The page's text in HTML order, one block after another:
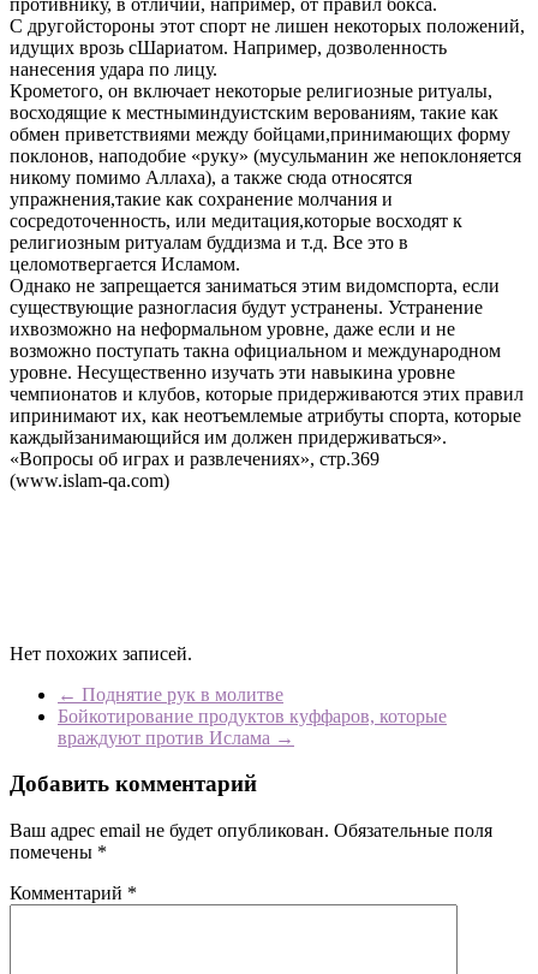
С другойстороны этот спорт не лишен некоторых положений,
идущих врозь сШариатом. Например, дозволенность
нанесения удара по лицу.
Крометого, он включает некоторые религиозные ритуалы,
восходящие к местныминдуистским верованиям, такие как
обмен приветствиями между бойцами,принимающих форму
поклонов, наподобие «руку» (мусульманин же непоклоняется
никому помимо Аллаха), а также сюда относятся
упражнения,такие как сохранение молчания и
сосредоточенность, или медитация,которые восходят к
религиозным ритуалам буддизма и т.д. Все это в
целомотвергается Исламом.
Однако не запрещается заниматься этим видомспорта, если
существующие разногласия будут устранены. Устранение
ихвозможно на неформальном уровне, даже если и не
возможно поступать такна официальном и международном
уровне. Несущественно изучать эти навыкина уровне
чемпионатов и клубов, которые придерживаются этих правил
ипринимают их, как неотъемлемые атрибуты спорта, которые
каждыйзанимающийся им должен придерживаться».
«Вопросы об играх и развлечениях», стр.369
(www.islam-qa.com)
Нет похожих записей.
← Поднятие рук в молитве
Бойкотирование продуктов куффаров, которые
враждуют против Ислама →
Добавить комментарий
Ваш адрес email не будет опубликован. Обязательные поля
помечены *
Комментарий *